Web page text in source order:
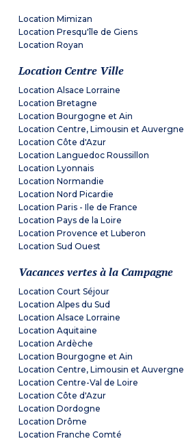
Location Mimizan
Location Presqu'île de Giens
Location Royan
Location Centre Ville
Location Alsace Lorraine
Location Bretagne
Location Bourgogne et Ain
Location Centre, Limousin et Auvergne
Location Côte d'Azur
Location Languedoc Roussillon
Location Lyonnais
Location Normandie
Location Nord Picardie
Location Paris - Ile de France
Location Pays de la Loire
Location Provence et Luberon
Location Sud Ouest
Vacances vertes à la Campagne
Location Court Séjour
Location Alpes du Sud
Location Alsace Lorraine
Location Aquitaine
Location Ardèche
Location Bourgogne et Ain
Location Centre, Limousin et Auvergne
Location Centre-Val de Loire
Location Côte d'Azur
Location Dordogne
Location Drôme
Location Franche Comté